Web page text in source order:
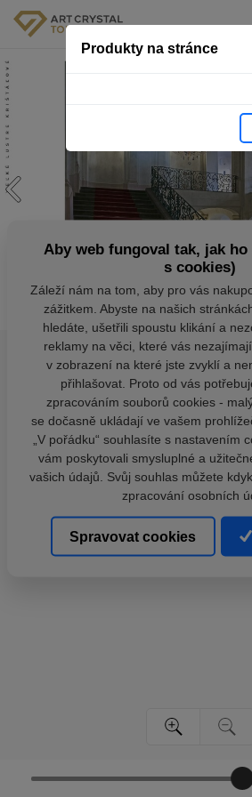
Produkty na stránce
Aby web fungoval tak, jak
s cookies)
Záleží nám na tom, aby pro vás
zážitkem. Abyste na našich
hledáte, ušetřili spoustu klikání a
reklamy na věci, které vás
v zobrazení na které jste zvyklí a
přihlašovat. Proto od vás
zpracováním souborů cookies -
se dočasně ukládají ve vašem
„V pořádku“ souhlasíte s nastavením
vám poskytovali smysluplné a
vašich údajů. Svůj souhlas můžete
zpracování osobních
Spravovat cookies